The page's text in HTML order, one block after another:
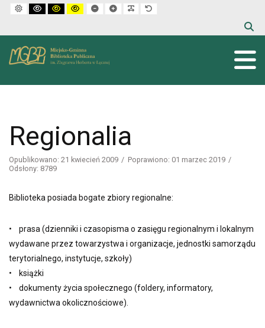
Default mode
High contrast black white mode
High contrast black yellow mode
High contrast yellow black mode
Set smaller font
Set larger font
Make font more readable
Regionalia
Opublikowano: 21 kwiecień 2009
Poprawiono: 01 marzec 2019
Odsłony: 8789
Biblioteka posiada bogate zbiory regionalne:
• prasa (dzienniki i czasopisma o zasięgu regionalnym i lokalnym
wydawane przez towarzystwa i organizacje, jednostki samorządu
terytorialnego, instytucje, szkoły)
• książki
• dokumenty życia społecznego (foldery, informatory,
wydawnictwa okolicznościowe).